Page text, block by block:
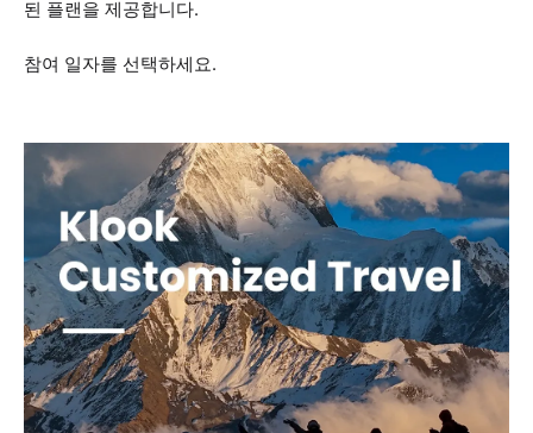
된 플랜을 제공합니다.
참여 일자를 선택하세요.